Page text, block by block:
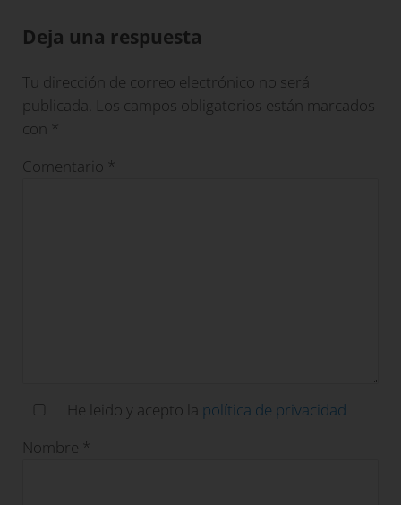
Deja una respuesta
Tu dirección de correo electrónico no será
publicada.
Los campos obligatorios están marcados
con *
Comentario *
He leido y acepto la política de privacidad
Nombre *